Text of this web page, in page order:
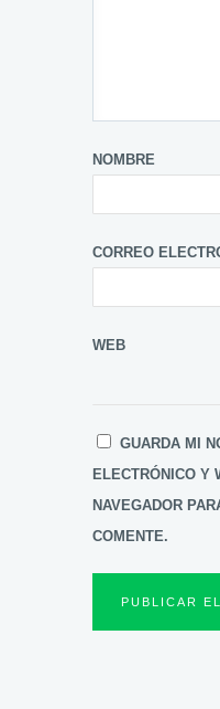
NOMBRE
CORREO
WEB
GUARDA MI
ELECTRÓNICO Y
NAVEGADOR
COMENTE.